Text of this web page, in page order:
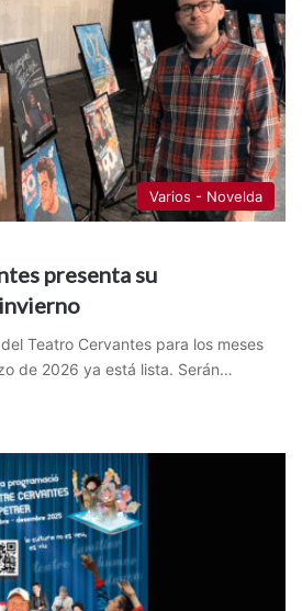
Varios - Novelda
presenta su
Teatro Cervantes para los meses
de 2026 ya está lista. Serán…